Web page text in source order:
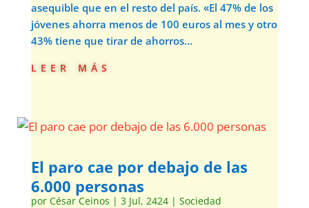
asequible que en el resto del país. «El 47% de los
jóvenes ahorra menos de 100 euros al mes y otro
43% tiene que tirar de ahorros...
leer más
El paro cae por debajo de las
6.000 personas
por César Ceinos | 3 Jul, 2424| Sociedad